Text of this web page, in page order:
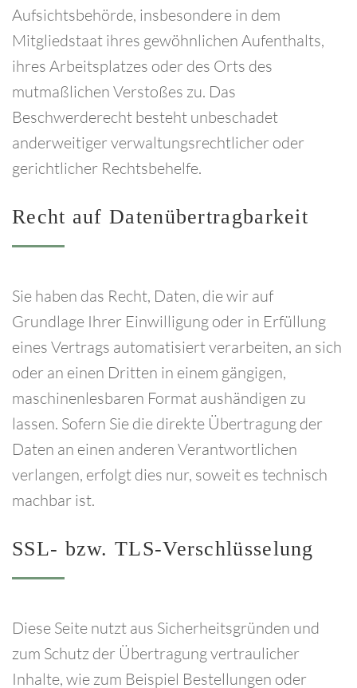
Aufsichtsbehörde, insbesondere in dem
Mitgliedstaat ihres gewöhnlichen Aufenthalts,
ihres Arbeitsplatzes oder des Orts des
mutmaßlichen Verstoßes zu. Das
Beschwerderecht besteht unbeschadet
anderweitiger verwaltungsrechtlicher oder
gerichtlicher Rechtsbehelfe.
Recht auf Datenübertragbarkeit
Sie haben das Recht, Daten, die wir auf
Grundlage Ihrer Einwilligung oder in Erfüllung
eines Vertrags automatisiert verarbeiten, an sich
oder an einen Dritten in einem gängigen,
maschinenlesbaren Format aushändigen zu
lassen. Sofern Sie die direkte Übertragung der
Daten an einen anderen Verantwortlichen
verlangen, erfolgt dies nur, soweit es technisch
machbar ist.
SSL- bzw. TLS-Verschlüsselung
Diese Seite nutzt aus Sicherheitsgründen und
zum Schutz der Übertragung vertraulicher
Inhalte, wie zum Beispiel Bestellungen oder